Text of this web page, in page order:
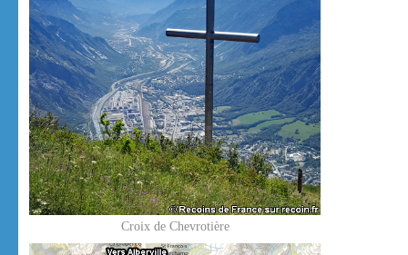
Croix de Chevrotière